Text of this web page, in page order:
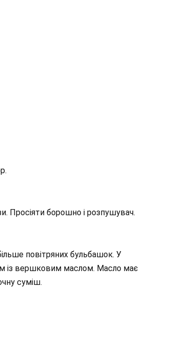
Просіяти борошно і розпушувач.
повітряних бульбашок. У
із вершковим маслом. Масло має
суміш.